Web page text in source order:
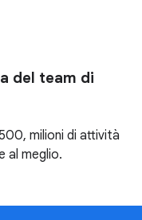
del team di
milioni di attività
al meglio.